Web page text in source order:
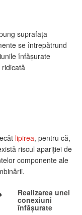
suprafaţa
se întrepătrund
înfăşurate
lipirea, pentru că,
riscul apariţiei de
componente ale
Realizarea unei
conexiuni
înfăşurate